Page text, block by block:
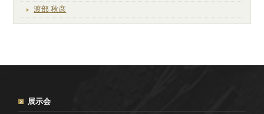
渡部 秋彦
展示会